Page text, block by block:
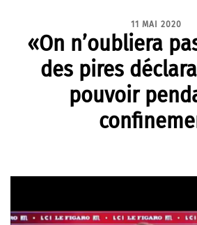
11 MAI 2020
«On n’oubliera
des pires
pouvoir